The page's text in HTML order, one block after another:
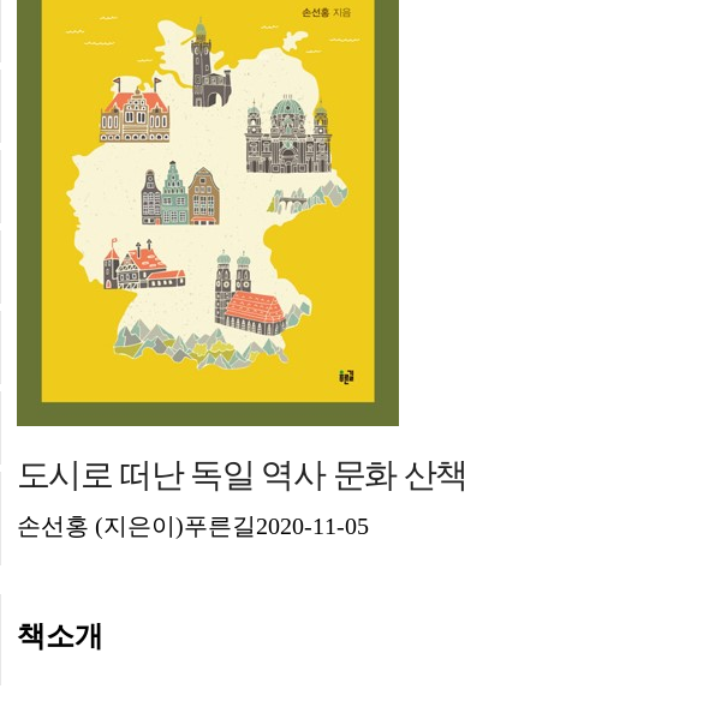
도시로 떠난 독일 역사 문화 산책
손선홍 (지은이)푸른길2020-11-05
책소개